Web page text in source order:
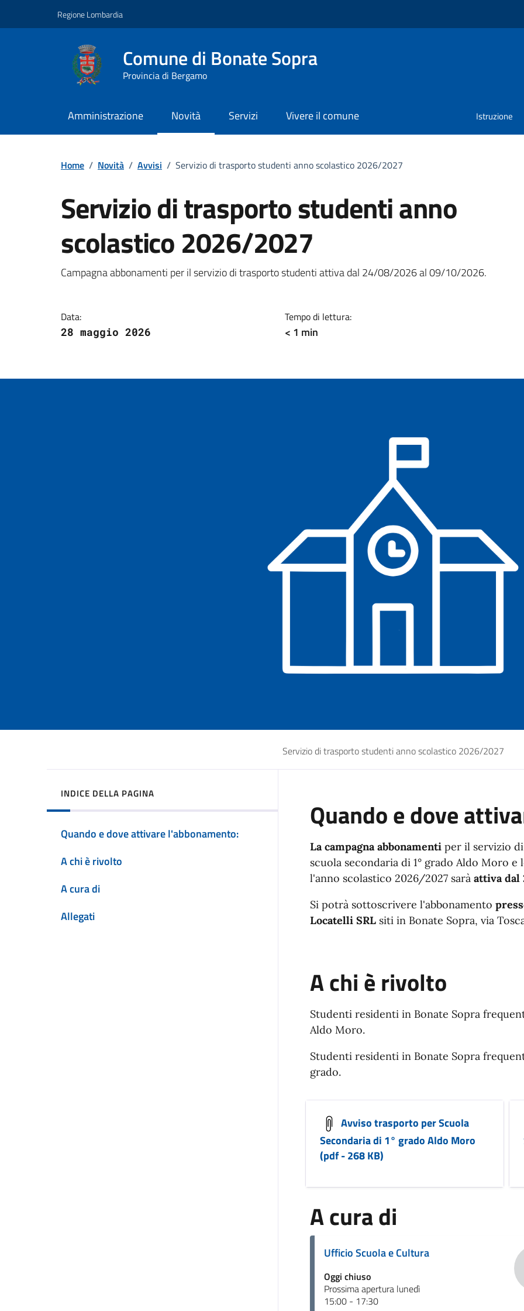
Regione Lombardia
Comune di Bonate Sopra
Provincia di Bergamo
Amministrazione Novità Servizi Vivere il comune Istruzione
Home / Novità / Avvisi / Servizio di trasporto studenti anno scolastico 2026/2027
Servizio di trasporto studenti anno
scolastico 2026/2027
Dettagli della notizia
Campagna abbonamenti per il servizio di trasporto studenti attiva dal 24/08/2026 al 09/10/2026.
Data:
28 maggio 2026
Tempo di lettura:
< 1 min
Servizio di trasporto studenti anno scolastico 2026/2027
INDICE DELLA PAGINA
Quando e dove attivare l'abbonamento:
A chi è rivolto
A cura di
Allegati
Quando e dove
La campagna abbonamentiper il servizio
scuola secondaria di 1° grado Aldo Moro
l'anno scolastico 2026/2027 sarà attiva dal
Si potrà sottoscrivere l'abbonamento
Locatelli SRLsiti in Bonate Sopra, via
A chi è rivolto
Studenti residenti in Bonate Sopra
Aldo Moro.
Studenti residenti in Bonate Sopra
grado.
Avviso trasporto per Scuola
Secondaria di 1° grado Aldo Moro
(pdf - 268 KB)
A cura di
Ufficio Scuola e Cultura
Oggi chiuso
Prossima apertura lunedì
15:00 - 17:30